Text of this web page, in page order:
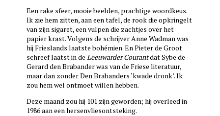
Een rake sfeer, mooie beelden, prachtige woordkeus.
Ik zie hem zitten, aan een tafel, de rook die opkringelt
van zijn sigaret, een vulpen die zachtjes over het
papier krast. Volgens de schrijver Anne Wadman was
hij Frieslands laatste bohémien. En Pieter de Groot
schreef laatst in de Leeuwarder Courantdat Sybe de
Gerard den Brabander was van de Friese literatuur,
maar dan zonder Den Brabanders ‘kwade dronk’. Ik
zou hem wel ontmoet willen hebben.
Deze maand zou hij 101 zijn geworden; hij overleed in
1986 aan een hersenvliesontsteking.